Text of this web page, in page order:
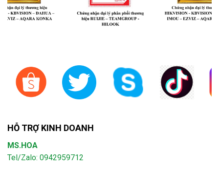
HỖ TRỢ KINH DOANH
MS.HOA
Tel/Zalo: 0942959712